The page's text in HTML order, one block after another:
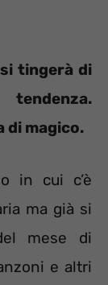
tingerà di
di magico.
in cui c’è
ma già si
mese di
e altri